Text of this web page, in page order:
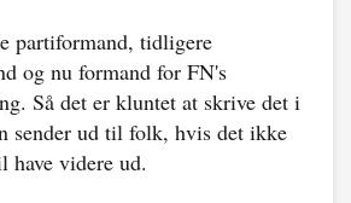
partiformand, tidligere
og nu formand for FN's
Så det er kluntet at skrive det i
sender ud til folk, hvis det ikke
have videre ud.